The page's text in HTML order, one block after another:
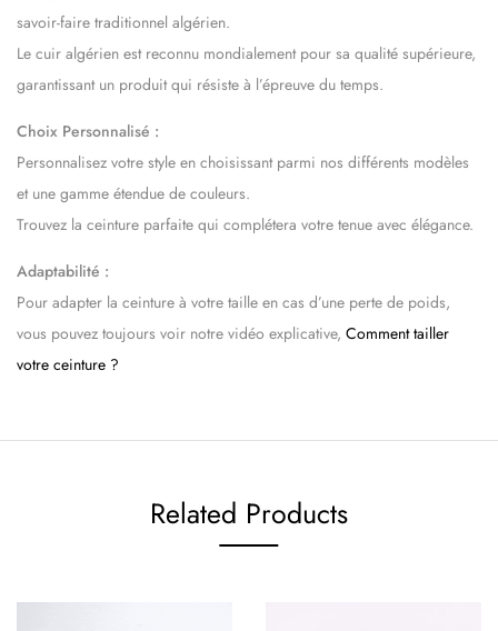
savoir-faire traditionnel algérien.
Le cuir algérien est reconnu mondialement pour sa qualité supérieure,
garantissant un produit qui résiste à l’épreuve du temps.
Choix Personnalisé :
Personnalisez votre style en choisissant parmi nos différents modèles
et une gamme étendue de couleurs.
Trouvez la ceinture parfaite qui complétera votre tenue avec élégance.
Adaptabilité :
Pour adapter la ceinture à votre taille en cas d’une perte de poids,
vous pouvez toujours voir notre vidéo explicative, Comment tailler
votre ceinture ?
Related Products